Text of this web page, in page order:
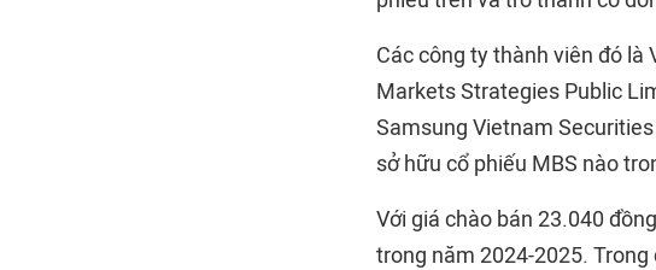
Các công ty thành viên đó
Markets Strategies Public
Samsung Vietnam
sở hữu cổ phiếu MBS nào
Với giá chào bán 23.040
trong năm 2024-2025.